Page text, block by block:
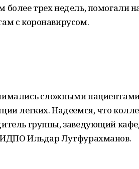
более трех недель, помогали
с коронавирусом.
сложными
легких. Надеемся, что
группы, заведующий
Ильдар Лутфурахманов.